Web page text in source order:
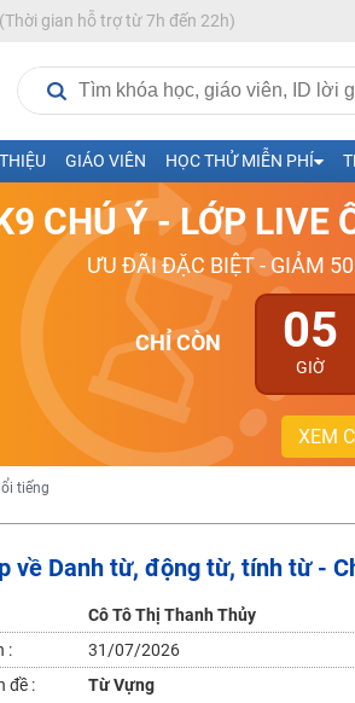
gian hỗ trợ từ 7h đến 22h)
GIÁO VIÊN HỌC THỬ MIỄN PHÍ
CHÚ Ý - LỚP LIVE
ƯU ĐÃI ĐẶC BIỆT - GIẢM
CHỈ CÒN 05
GIỜ
XEM
- Văn - Anh- Sinh-Sử-Địa cùng Thầy Cô giỏi, nổi
năm học 2026-2027
tiếng
tiếng
tiếng
tiếng
TN THPT - ĐH ít nhất 25 điểm
học tại Tuyensinh247 (Từ 16-18/07/2025)
2024
11)
về Danh từ, động từ, tính từ -
Cô Tô Thị Thanh Thủy
:
31/07/2026
đề :
Từ Vựng